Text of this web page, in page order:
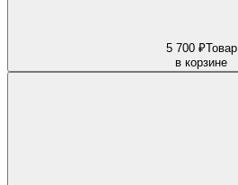
5 700 ₽Товар
в корзине